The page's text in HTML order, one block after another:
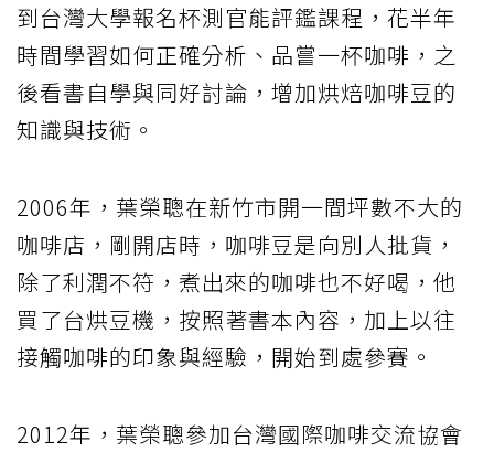
到台灣大學報名杯測官能評鑑課程，花半年
時間學習如何正確分析、品嘗一杯咖啡，之
後看書自學與同好討論，增加烘焙咖啡豆的
知識與技術。
2006年，葉榮聰在新竹市開一間坪數不大的
咖啡店，剛開店時，咖啡豆是向別人批貨，
除了利潤不符，煮出來的咖啡也不好喝，他
買了台烘豆機，按照著書本內容，加上以往
接觸咖啡的印象與經驗，開始到處參賽。
2012年，葉榮聰參加台灣國際咖啡交流協會